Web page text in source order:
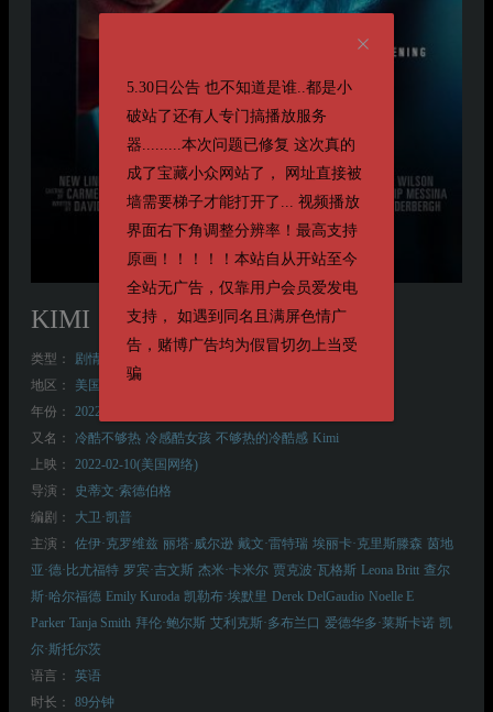
5.30日公告 也不知道是谁..都是小
破站了还有人专门搞播放服务
器.........本次问题已修复 这次真的
成了宝藏小众网站了， 网址直接被
墙需要梯子才能打开了... 视频播放
界面右下角调整分辨率！最高支持
原画！！！！！本站自从开站至今
全站无广告，仅靠用户会员爱发电
支持， 如遇到同名且满屏色情广
告，赌博广告均为假冒切勿上当受
骗
KIMI
类型： 剧情
地区：
美国
年份：
2022
又名：
冷酷不够热 冷感酷女孩 不够热的冷酷感 Kimi
上映：
2022-02-10(美国网络)
导演：
史蒂文·索德伯格
编剧：
大卫·凯普
主演：
佐伊·克罗维兹 丽塔·威尔逊 戴文·雷特瑞 埃丽卡·克里斯滕森 茵地
亚·德·比尤福特 罗宾·吉文斯 杰米·卡米尔 贾克波·瓦格斯 Leona Britt 查尔
斯·哈尔福德 Emily Kuroda 凯勒布·埃默里 Derek DelGaudio Noelle E
Parker Tanja Smith 拜伦·鲍尔斯 艾利克斯·多布兰口 爱德华多·莱斯卡诺 凯
尔·斯托尔茨
语言：
英语
时长：
89分钟